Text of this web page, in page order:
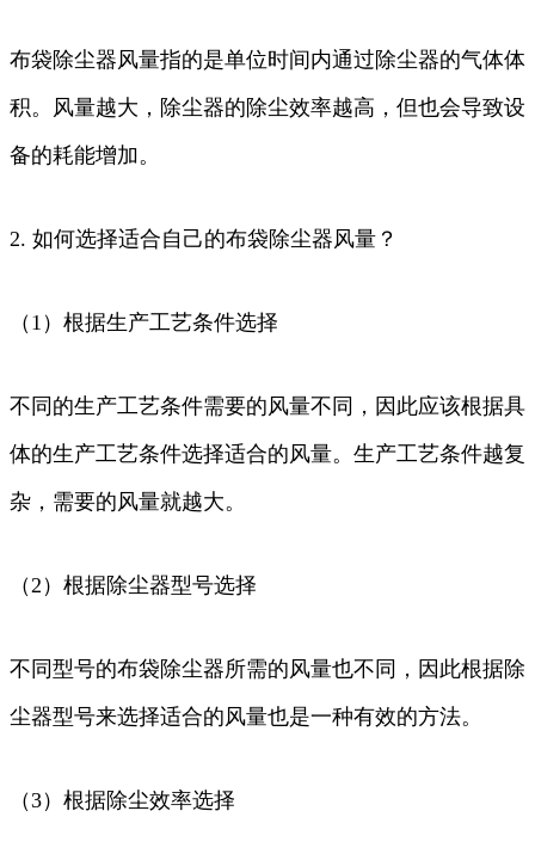
布袋除尘器风量指的是单位时间内通过除尘器的气体体
积。风量越大，除尘器的除尘效率越高，但也会导致设
备的耗能增加。
2. 如何选择适合自己的布袋除尘器风量？
（1）根据生产工艺条件选择
不同的生产工艺条件需要的风量不同，因此应该根据具
体的生产工艺条件选择适合的风量。生产工艺条件越复
杂，需要的风量就越大。
（2）根据除尘器型号选择
不同型号的布袋除尘器所需的风量也不同，因此根据除
尘器型号来选择适合的风量也是一种有效的方法。
（3）根据除尘效率选择